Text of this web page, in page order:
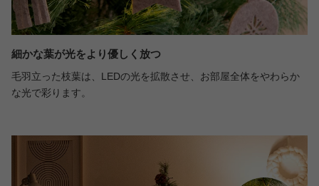
細かな葉が光をより優しく放つ
毛羽立った枝葉は、LEDの光を拡散させ、お部屋全体をやわらか
な光で彩ります。